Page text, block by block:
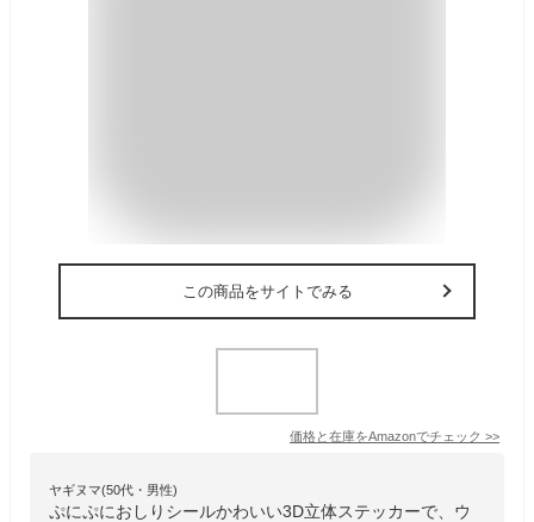
この商品をサイトでみる
価格と在庫をAmazonでチェック >>
ヤギヌマ(50代・男性)
ぷにぷにおしりシールかわいい3D立体ステッカーで、ウ